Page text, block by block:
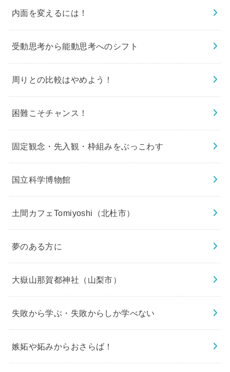
内面を変えるには！
受動思考から能動思考へのシフト
周りとの比較はやめよう！
困難こそチャンス！
固定観念・先入観・枠組みをぶっこわす
国立科学博物館
土間カフェTomiyoshi（北杜市）
夢のある方に
大嶽山那賀都神社（山梨市）
失敗から学ぶ・失敗からしか学べない
嫉妬や妬みからおさらば！